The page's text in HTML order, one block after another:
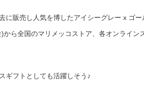
に販売し人気を博したアイシーグレー x ゴー
ら全国のマリメッコストア、各オンライン
ギフトとしても活躍しそう♪